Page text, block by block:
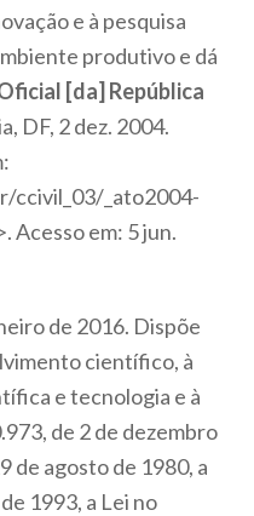
e à pesquisa
produtivo e dá
[da] República
DF, 2 dez. 2004.
ccivil_03/_ato2004-
em: 5 jun.
de 2016. Dispõe
científico, à
e tecnologia e à
de 2 de dezembro
de agosto de 1980, a
1993, a Lei no